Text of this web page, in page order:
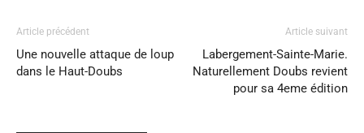
Article précédent
Une nouvelle attaque de loup
dans le Haut-Doubs
Article suivant
Labergement-Sainte-Marie.
Naturellement Doubs revient
pour sa 4eme édition